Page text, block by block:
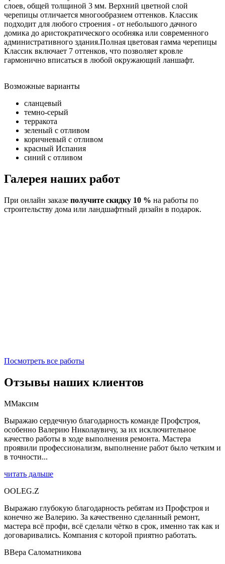
слоев, общей толщиной 3 мм. Верхний цветной слой
черепицы отличается многообразием оттенков. Классик
подходит для любого строения - от небольшого дачного
домика до аристократического особняка или современного
административного здания.Полная цветовая гамма черепицы
Классик включает 7 оттенков, что позволяет кровле
гармонично вписаться в любой окружающий ланшафт.
Возможные варианты
сланцевый
темно-серый
терракота
зеленый с отливом
коричневый с отливом
красный Испания
синий с отливом
Галерея наших работ
При онлайн заказе получите скидку 10 % на работы по
строительству дома или ландшафтный дизайн в подарок.
Посмотреть все работы
Отзывы наших клиентов
ММаксим
Выражаю сердечную благодарность команде Профстроя,
особенно Валерию Николаувичу, за их исключительное
качество работы в ходе выполнения ремонта. Мастера
проявили профессионализм, выполнение работ было четким и
в точности...
читать дальше
OOLEG.Z
Выражаю глубокую благодарность ребятам из Профстроя и
конечно же Валерию. За качественно сделанный ремонт,
мастера всё профи, всё сделали чётко в срок, именно так как и
договаривались. Компания с которой приятно работать.
ВВера Саломатникова